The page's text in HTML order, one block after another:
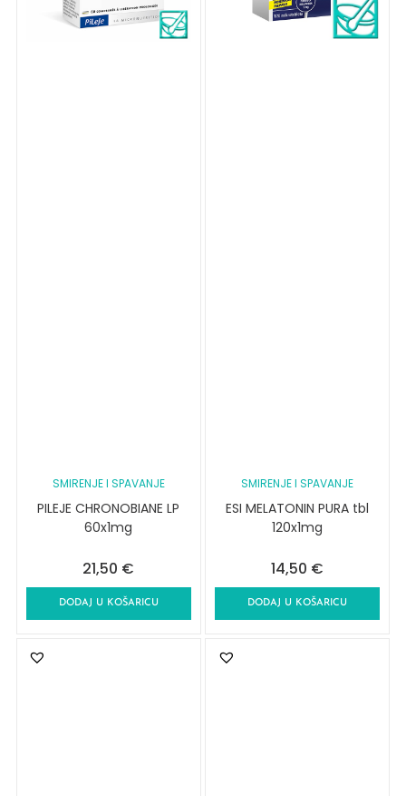
SMIRENJE I SPAVANJE
PILEJE CHRONOBIANE LP
60x1mg
21,50 €
DODAJ U KOŠARICU
SMIRENJE I SPAVANJE
ESI MELATONIN PURA tbl
120x1mg
14,50 €
DODAJ U KOŠARICU